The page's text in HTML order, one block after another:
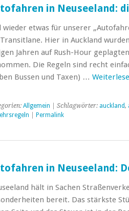
in Neuseeland:
wieder etwas für unserer
Hier in Auckland
Jahren auf Rush-Hour
Die Regeln sind recht
Bussen und Taxen) …
Allgemein | Schlagwörter: auckland,
Permalink
in Neuseeland:
hält in Sachen
bereit. Das stärkste